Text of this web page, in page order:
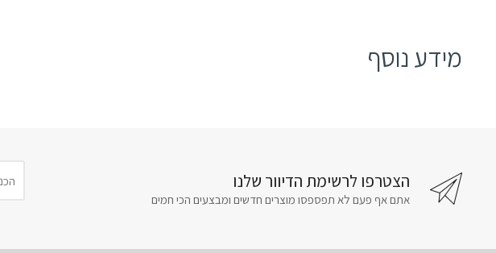
מידע נוסף
הצטרפו לרשימת הדיוור שלנו
אתם אף פעם לא תפספסו מוצרים חדשים ומבצעים הכי חמים